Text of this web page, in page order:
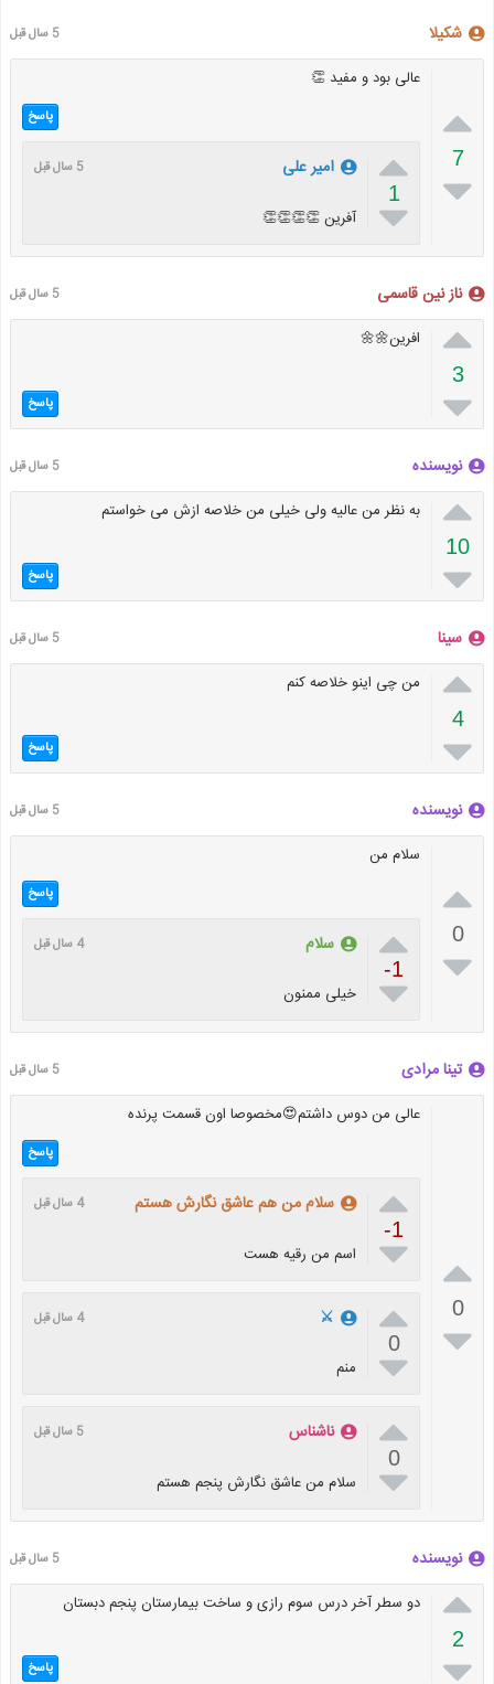
شکیلا 5 سال قبل

7

عالی بود و مفید 👏
پاسخ

1

امیر علی 5 سال قبل
آفرین 👏👏👏👏
ناز نین قاسمی 5 سال قبل

3

افرین🌼🌼
پاسخ
نویسنده 5 سال قبل

10

به نظر من عالیه ولی خیلی من خلاصه ازش می خواستم
پاسخ
سینا 5 سال قبل

4

من چی اینو خلاصه کنم
پاسخ
نویسنده 5 سال قبل

0

سلام من
پاسخ

-1

سلام 4 سال قبل
خیلی ممنون
تینا مرادی 5 سال قبل

0

عالی من دوس داشتم😍مخصوصا اون قسمت پرنده
پاسخ

-1

سلام من هم عاشق نگارش هستم 4 سال قبل
اسم من رقيه هست

0

⚔️ 4 سال قبل
منم

0

ناشناس 5 سال قبل
سلام من عاشق نگارش پنجم هستم
نویسنده 5 سال قبل

2

دو سطر آخر درس سوم رازی و ساخت بیمارستان پنجم دبستان
پاسخ